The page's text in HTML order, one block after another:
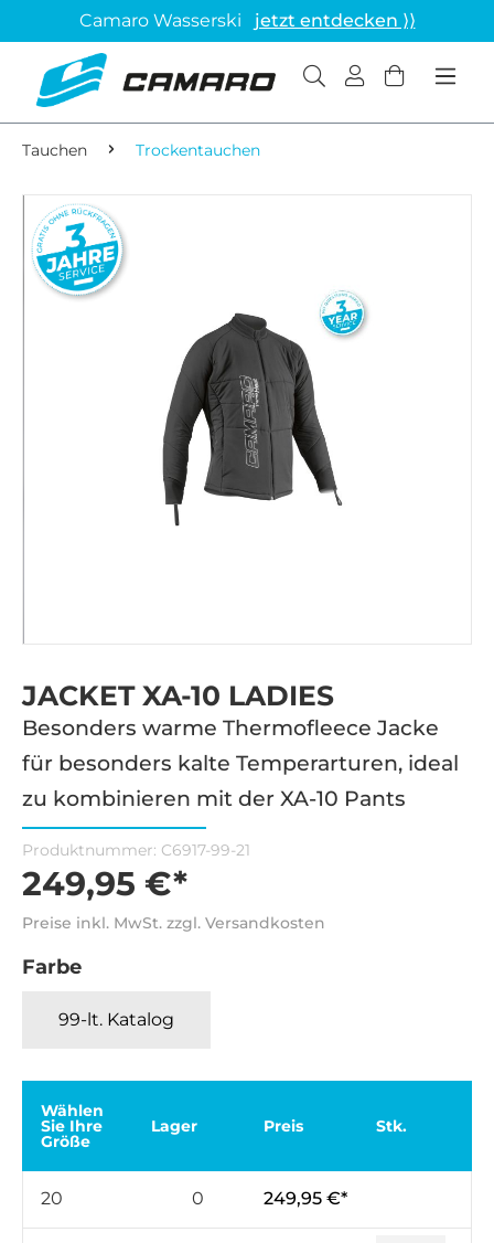
Camaro Wasserski jetzt entdecken ⟩⟩
Tauchen Trockentauchen
JACKET XA-10 LADIES
Besonders warme Thermofleece Jacke
für besonders kalte Temperarturen, ideal
zu kombinieren mit der XA-10 Pants
Produktnummer: C6917-99-21
249,95 €*
Preise inkl. MwSt. zzgl. Versandkosten
Farbe
99-lt. Katalog
Wählen
Sie Ihre
Größe
Lager Preis Stk.
20 0 249,95 €*